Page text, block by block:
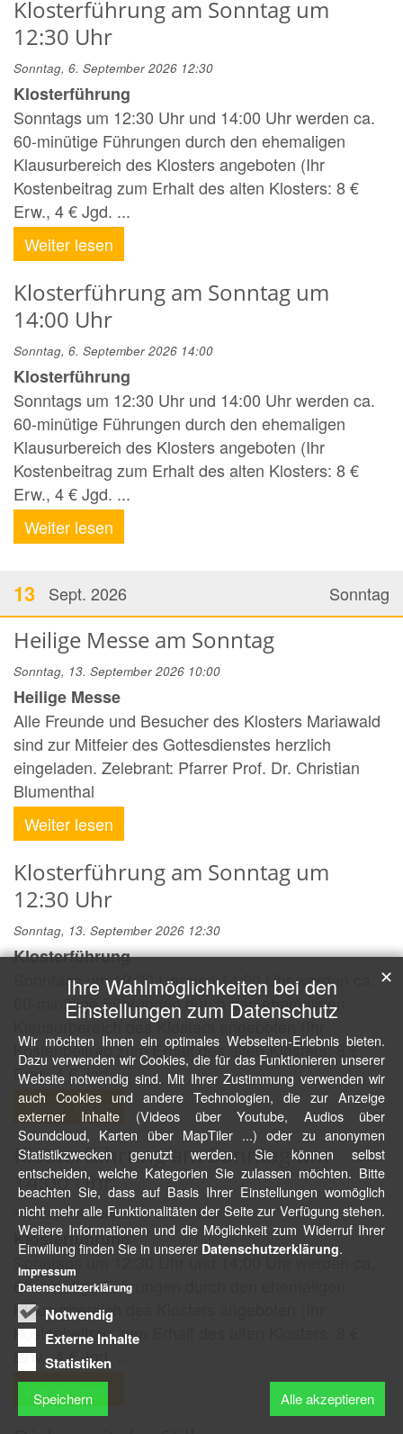
Klosterführung am Sonntag um
12:30 Uhr
Sonntag, 6. September 2026 12:30
Klosterführung
Sonntags um 12:30 Uhr und 14:00 Uhr werden ca.
60-minütige Führungen durch den ehemaligen
Klausurbereich des Klosters angeboten (Ihr
Kostenbeitrag zum Erhalt des alten Klosters: 8 €
Erw., 4 € Jgd. ...
Weiter lesen
Klosterführung am Sonntag um
14:00 Uhr
Sonntag, 6. September 2026 14:00
Klosterführung
Sonntags um 12:30 Uhr und 14:00 Uhr werden ca.
60-minütige Führungen durch den ehemaligen
Klausurbereich des Klosters angeboten (Ihr
Kostenbeitrag zum Erhalt des alten Klosters: 8 €
Erw., 4 € Jgd. ...
Weiter lesen
Sonntag
13 Sept. 2026
Heilige Messe am Sonntag
Sonntag, 13. September 2026 10:00
Heilige Messe
Alle Freunde und Besucher des Klosters Mariawald
sind zur Mitfeier des Gottesdienstes herzlich
eingeladen. Zelebrant: Pfarrer Prof. Dr. Christian
Blumenthal
Weiter lesen
Klosterführung am Sonntag um
12:30 Uhr
Sonntag, 13. September 2026 12:30
Klosterführung
Sonntags um 12:30 Uhr und 14:00 Uhr werden ca.
60-minütige Führungen durch den ehemaligen
Klausurbereich des Klosters angeboten (Ihr
Kostenbeitrag zum Erhalt des alten Klosters: 8 €
Erw., 4 € Jgd. ...
Weiter lesen
Klosterführung am Sonntag um
14:00 Uhr
Sonntag, 13. September 2026 14:00
Klosterführung
Sonntags um 12:30 Uhr und 14:00 Uhr werden ca.
60-minütige Führungen durch den ehemaligen
Klausurbereich des Klosters angeboten (Ihr
Kostenbeitrag zum Erhalt des alten Klosters: 8 €
Erw., 4 € Jgd. ...
Weiter lesen
Ihre Wahlmöglichkeiten bei den
Einstellungen zum Datenschutz
Wir möchten Ihnen ein optimales Webseiten-Erlebnis bieten.
Dazu verwenden wir Cookies, die für das Funktionieren unserer
Website notwendig sind. Mit Ihrer Zustimmung verwenden wir
auch Cookies und andere Technologien, die zur Anzeige
externer Inhalte (Videos über Youtube, Audios über
Soundcloud, Karten über MapTiler ...) oder zu anonymen
Statistikzwecken genutzt werden. Sie können selbst
entscheiden, welche Kategorien Sie zulassen möchten. Bitte
beachten Sie, dass auf Basis Ihrer Einstellungen womöglich
nicht mehr alle Funktionalitäten der Seite zur Verfügung stehen.
Weitere Informationen und die Möglichkeit zum Widerruf Ihrer
Einwillung finden Sie in unserer Datenschutzerklärung.
Notwendig
Externe Inhalte
Statistiken
Speichern Alle akzeptieren
✕
Impressum
Datenschutzerklärung